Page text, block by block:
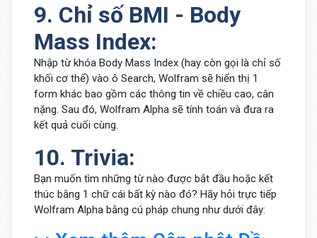
9. Chỉ số BMI - Body
Mass Index:
Nhập từ khóa Body Mass Index (hay còn gọi là chỉ số
khối cơ thể) vào ô Search, Wolfram sẽ hiển thị 1
form khác bao gồm các thông tin về chiều cao, cân
nặng. Sau đó, Wolfram Alpha sẽ tính toán và đưa ra
kết quả cuối cùng.
10. Trivia:
Bạn muốn tìm những từ nào được bắt đầu hoặc kết
thúc bằng 1 chữ cái bất kỳ nào đó? Hãy hỏi trực tiếp
Wolfram Alpha bằng cú pháp chung như dưới đây: